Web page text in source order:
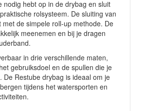
nodig hebt op in de drybag en sluit
rolsysteem. De sluiting van
met de simpele roll-up methode. De
meenemen en bij je dragen
in drie verschillende maten,
gebruiksdoel en de spullen die je
De Restube drybag is ideaal om je
tijdens het watersporten en